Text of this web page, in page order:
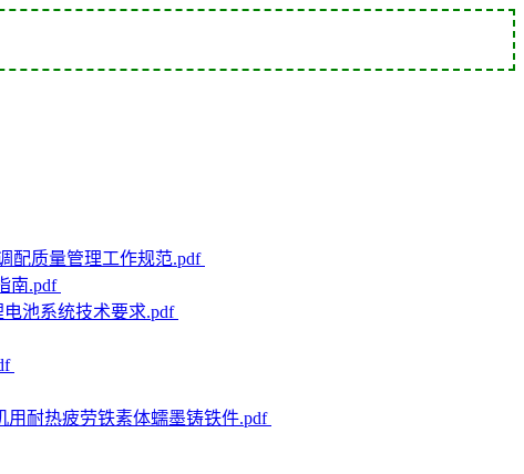
配质量管理工作规范.pdf
南.pdf
池系统技术要求.pdf
用耐热疲劳铁素体蠕墨铸铁件.pdf